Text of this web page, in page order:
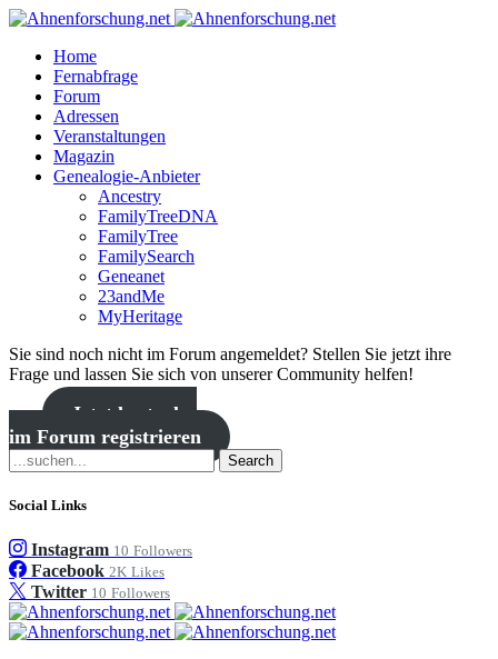
Home
Fernabfrage
Forum
Adressen
Veranstaltungen
Magazin
Genealogie-Anbieter
Ancestry
FamilyTreeDNA
FamilyTree
FamilySearch
Geneanet
23andMe
MyHeritage
Sie sind noch nicht im Forum angemeldet? Stellen Sie jetzt ihre
Frage und lassen Sie sich von unserer Community helfen!
Jetzt kostenlos
im Forum registrieren
Search
Social Links
Instagram 10 Followers
Facebook 2K Likes
Twitter 10 Followers